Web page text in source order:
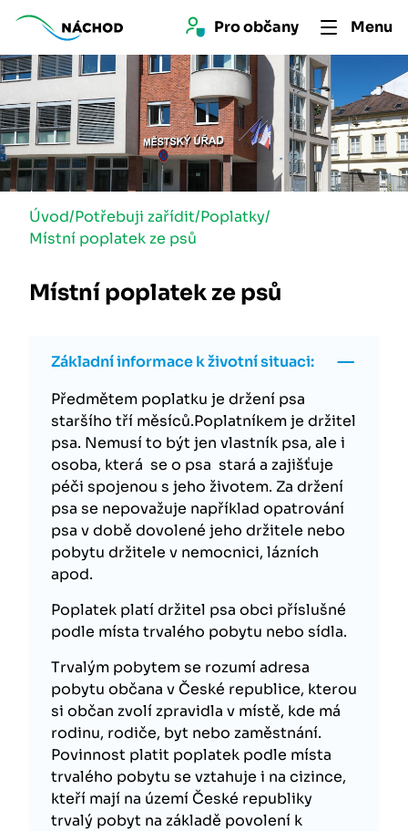
Pro občany Menu
Úvod/Potřebuji zařídit/Poplatky/
Místní poplatek ze psů
Místní poplatek ze psů
Základní informace k životní situaci:
Předmětem poplatku je držení psa
staršího tří měsíců.Poplatníkem je držitel
psa. Nemusí to být jen vlastník psa, ale i
osoba, která se o psa stará a zajišťuje
péči spojenou s jeho životem. Za držení
psa se nepovažuje například opatrování
psa v době dovolené jeho držitele nebo
pobytu držitele v nemocnici, lázních
apod.
Poplatek platí držitel psa obci příslušné
podle místa trvalého pobytu nebo sídla.
Trvalým pobytem se rozumí adresa
pobytu občana v České republice, kterou
si občan zvolí zpravidla v místě, kde má
rodinu, rodiče, byt nebo zaměstnání.
Povinnost platit poplatek podle místa
trvalého pobytu se vztahuje i na cizince,
kteří mají na území České republiky
trvalý pobyt na základě povolení k